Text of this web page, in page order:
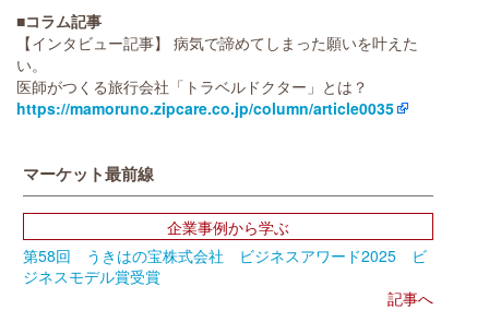
■コラム記事
【インタビュー記事】 病気で諦めてしまった願いを叶えた
い。
医師がつくる旅行会社「トラベルドクター」とは？
https://mamoruno.zipcare.co.jp/column/article0035
マーケット最前線
企業事例から学ぶ
第58回 うきはの宝株式会社 ビジネスアワード2025 ビ
ジネスモデル賞受賞
記事へ